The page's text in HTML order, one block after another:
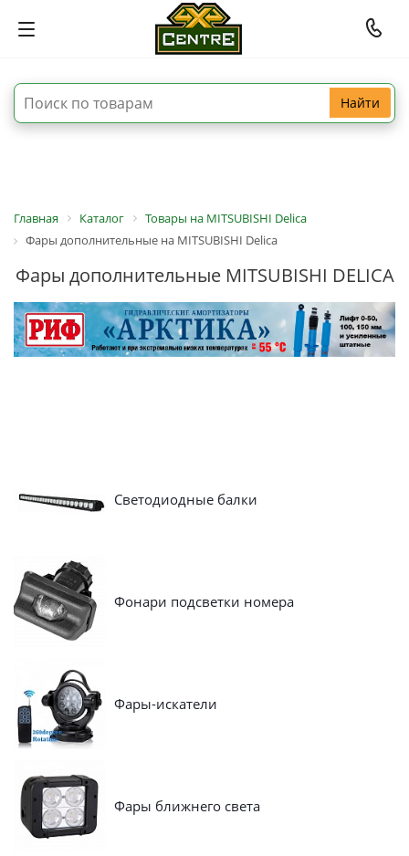
Найти
Главная Каталог
Товары на MITSUBISHI Delica
Фары дополнительные на MITSUBISHI Delica
Фары дополнительные MITSUBISHI DELICA
Светодиодные балки
Фонари подсветки номера
Фары-искатели
Фары ближнего света